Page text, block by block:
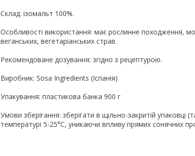
Склад: ізомальт 100%.
Особливості використання: має рослинне походження,
веганських, вегетаріанських страв.
Рекомендоване дозування: згідно з рецептурою.
Виробник: Sosa Ingredients (Іспанія)
Упакування: пластикова банка 900 г
Умови зберігання: зберігати в щільно-закритій упаковці
температурі 5-25°С, уникаючи впливу прямих сонячних